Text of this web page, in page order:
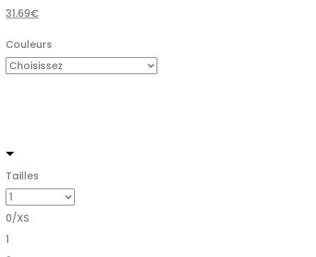
31.69€
Couleurs
Tailles
0/XS
1